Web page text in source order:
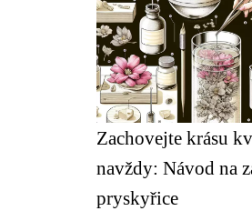
Zachovejte krásu
navždy: Návod na
pryskyřice